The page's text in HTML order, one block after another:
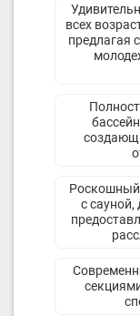
всех
предлагая
Роскошный
с